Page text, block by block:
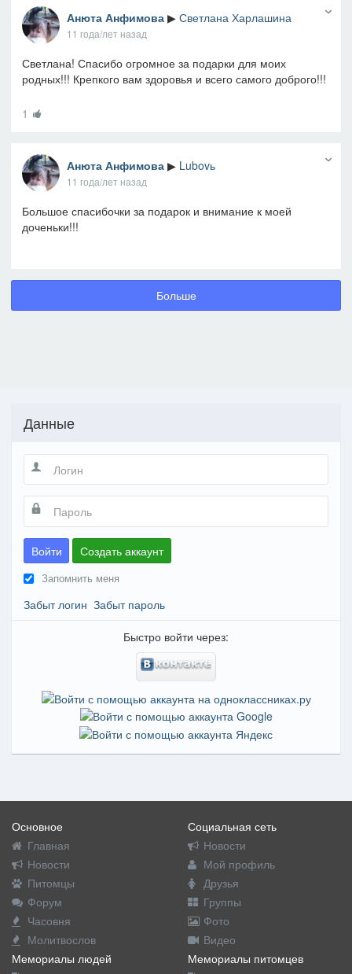
Анюта Анфимова ▶ Светлана Харлашина
11 года/лет назад
Светлана! Спасибо огромное за подарки для моих
родных!!! Крепкого вам здоровья и всего самого доброго!!!
1
Анюта Анфимова ▶ Lubovь
11 года/лет назад
Большое спасибочки за подарок и внимание к моей
доченьки!!!
Больше
Данные
Войти Создать аккаунт
Запомнить меня
Забыт логин Забыт пароль
Быстро войти через:
Основное
Главная
Новости
Питомцы
Форум
Часовня
Молитвослов
Социальная сеть
Новости
Мой профиль
Друзья
Группы
Фото
Видео
Мемориалы людей
Мемориалы питомцев